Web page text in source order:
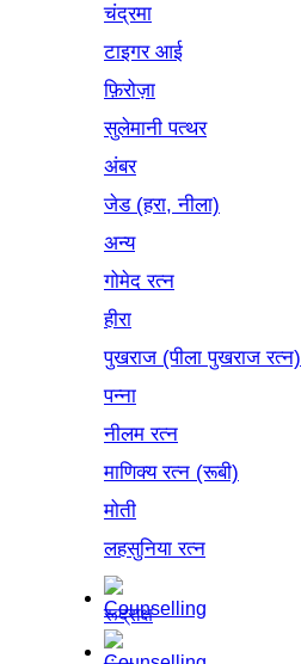
चंद्रमा
टाइगर आई
फ़िरोज़ा
सुलेमानी पत्थर
अंबर
जेड (हरा, नीला)
अन्य
गोमेद रत्न
हीरा
पुखराज (पीला पुखराज रत्न)
पन्ना
नीलम रत्न
माणिक्य रत्न (रूबी)
मोती
लहसुनिया रत्न
रूद्राक्ष